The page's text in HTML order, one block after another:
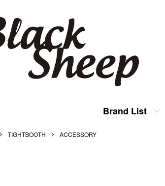
Brand List
TIGHTBOOTH ACCESSORY